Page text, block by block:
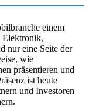
einem
Elektronik,
nur eine Seite der
wie
präsentieren und
ist heute
und Investoren